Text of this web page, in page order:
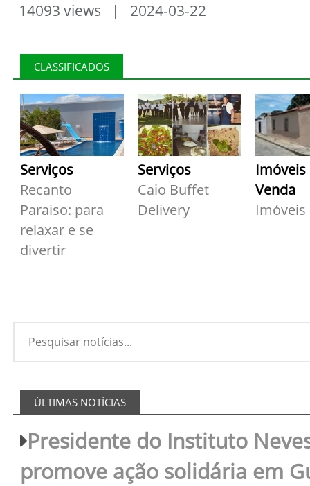
14093 views | 2024-03-22
CLASSIFICADOS
Serviços
Recanto
Paraiso: para
relaxar e se
divertir
Serviços
Caio Buffet
Delivery
Imóveis
Venda
Imóveis
ÚLTIMAS NOTÍCIAS
Presidente do Instituto
promove ação solidária em